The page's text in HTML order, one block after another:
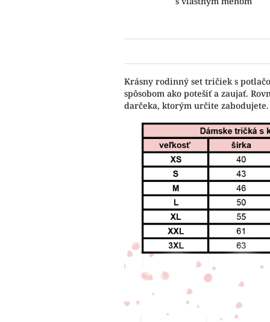
Krásny rodinný set tričiek s
spôsobom ako potešiť a zaujať.
darčeka, ktorým určite zabodujete.